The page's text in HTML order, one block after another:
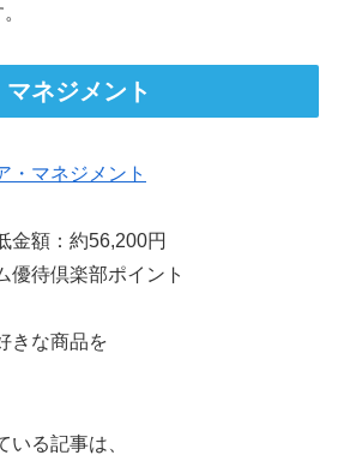
ネジメント
・マネジメント
金額：約56,200円
優待倶楽部ポイント
きな商品を
る記事は、